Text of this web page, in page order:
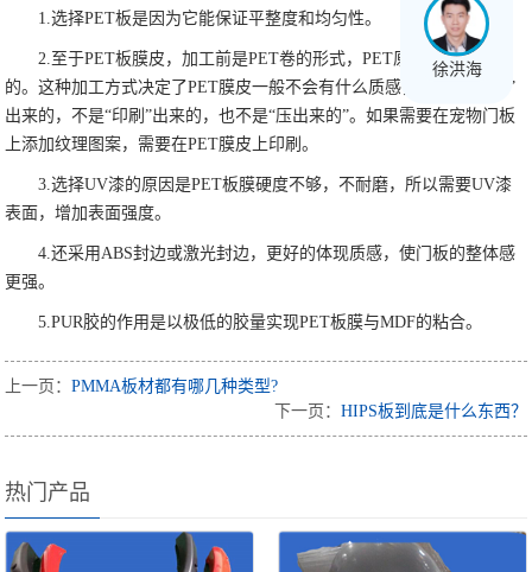
1.选择PET板是因为它能保证平整度和均匀性。
2.至于PET板膜皮，加工前是PET卷的形式，PET原料是挤出加工
的。这种加工方式决定了PET膜皮一般不会有什么质感，因为是“挤压”
出来的，不是“印刷”出来的，也不是“压出来的”。如果需要在宠物门板
上添加纹理图案，需要在PET膜皮上印刷。
3.选择UV漆的原因是PET板膜硬度不够，不耐磨，所以需要UV漆
表面，增加表面强度。
4.还采用ABS封边或激光封边，更好的体现质感，使门板的整体感
更强。
5.PUR胶的作用是以极低的胶量实现PET板膜与MDF的粘合。
上一页：PMMA板材都有哪几种类型?
下一页： HIPS板到底是什么东西？
热门产品
徐洪海